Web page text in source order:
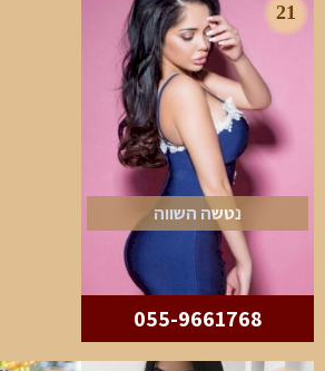
21
נטשה השווה
055-9661768